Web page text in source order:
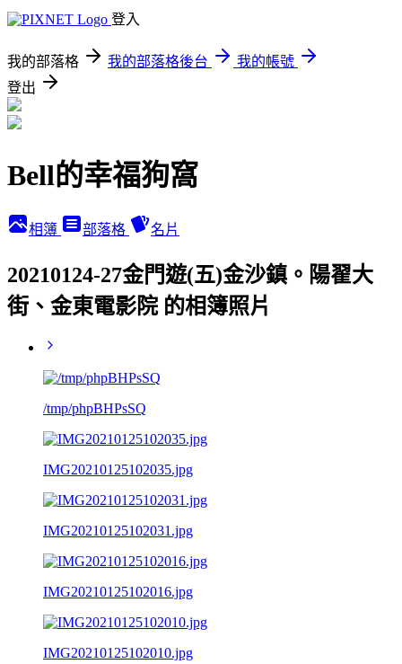
登入
我的部落格 我的部落格後台
我的帳號
登出
Bell的幸福狗窩
相簿 部落格 名片
20210124-27金門遊(五)金沙鎮。陽翟大
街、金東電影院 的相簿照片
/tmp/phpBHPsSQ
IMG20210125102035.jpg
IMG20210125102031.jpg
IMG20210125102016.jpg
IMG20210125102010.jpg